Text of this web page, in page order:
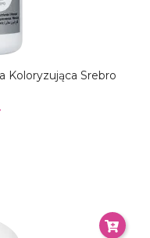
Koloryzująca Srebro